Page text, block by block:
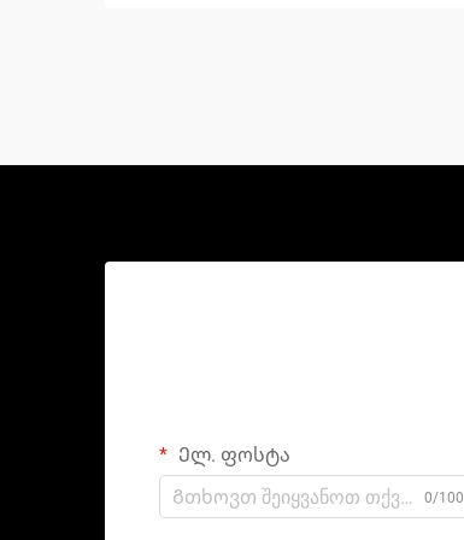
Ელ. ფოსტა
0/100